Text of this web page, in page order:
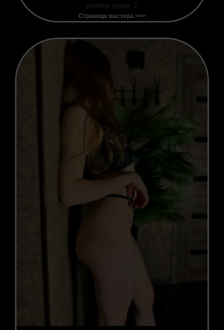
размер груди: 2
Страница мастера >>>